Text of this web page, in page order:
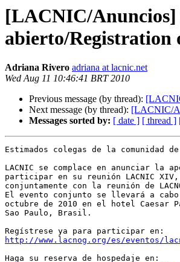
[LACNIC/
abierto/Registration
Adriana Rivero adriana at lacnic.net
Wed Aug 11 10:46:41 BRT 2010
Previous message (by thread):
Next message (by thread): [LACNIC/
Messages sorted by: [ date ] [ thread ]
Estimados colegas de la comunidad
LACNIC se complace en anunciar la
participar en su reunión LACNIC
conjuntamente con la reunión de
El evento conjunto se llevará a
octubre de 2010 en el hotel Caesar
Sao Paulo, Brasil.
http://www.lacnog.org/es/eventos/